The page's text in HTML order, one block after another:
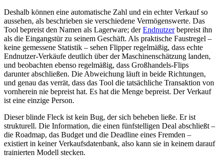
Deshalb können eine automatische Zahl und ein echter Verkauf so
aussehen, als beschrieben sie verschiedene Vermögenswerte. Das
Tool bepreist den Namen als Lagerware; derEndnutzerbepreist ihn
als die Eingangstür zu seinem Geschäft. Als praktische Faustregel –
keine gemessene Statistik – sehen Flipper regelmäßig, dass echte
Endnutzer-Verkäufe deutlich über der Maschinenschätzung landen,
und beobachten ebenso regelmäßig, dass Großhandels-Flips
darunter abschließen. Die Abweichung läuft in beide Richtungen,
und genau das verrät, dass das Tool die tatsächliche Transaktion von
vornherein nie bepreist hat. Es hat die Menge bepreist. Der Verkauf
ist eine einzige Person.
Dieser blinde Fleck ist kein Bug, der sich beheben ließe. Er ist
strukturell. Die Information, die einen fünfstelligen Deal abschließt –
die Roadmap, das Budget und die Deadline eines Fremden –
existiert in keiner Verkaufsdatenbank, also kann sie in keinem darauf
trainierten Modell stecken.